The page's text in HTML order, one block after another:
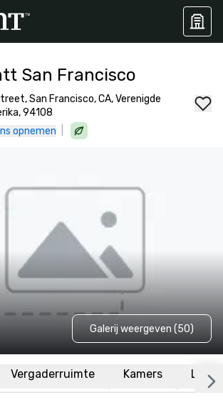
San Francisco
San Francisco, CA, Verenigde
94108
opnemen
Galerij weergeven (50)
Vergaderruimte Kamers